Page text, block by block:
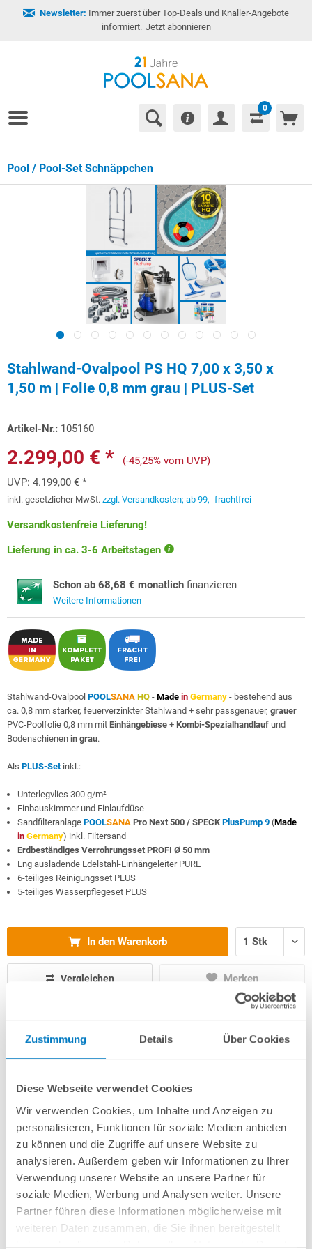
Zustimmung Details Über Cookies
Diese Webseite verwendet Cookies
Wir verwenden Cookies, um Inhalte und Anzeigen zu
personalisieren, Funktionen für soziale Medien anbieten
zu können und die Zugriffe auf unsere Website zu
analysieren. Außerdem geben wir Informationen zu Ihrer
Verwendung unserer Website an unsere Partner für
soziale Medien, Werbung und Analysen weiter. Unsere
Partner führen diese Informationen möglicherweise mit
weiteren Daten zusammen, die Sie ihnen bereitgestellt
Newsletter: Immer zuerst über Top-Deals und Knaller-Angebote
informiert. Jetzt abonnieren
0
Pool / Pool-Set Schnäppchen
Stahlwand-Ovalpool PS HQ 7,00 x 3,50 x
1,50 m | Folie 0,8 mm grau | PLUS-Set
Artikel-Nr.: 105160
2.299,00 € *
(-45,25% vom UVP)
UVP: 4.199,00 € *
inkl. gesetzlicher MwSt. zzgl. Versandkosten; ab 99,- frachtfrei
Versandkostenfreie Lieferung!
Lieferung in ca. 3-6 Arbeitstagen
Schon ab 68,68 € monatlich finanzieren
Weitere Informationen
Stahlwand-Ovalpool POOLSANA HQ - Made in Germany - bestehend aus
ca. 0,8 mm starker, feuerverzinkter Stahlwand + sehr passgenauer, grauer
PVC-Poolfolie 0,8 mm mit Einhängebiese + Kombi-Spezialhandlauf und
Bodenschienen in grau.
Als PLUS-Setinkl.:
Unterlegvlies 300 g/m²
Einbauskimmer und Einlaufdüse
Sandfilteranlage POOLSANA Pro Next 500 / SPECK PlusPump 9 (Made
in Germany) inkl. Filtersand
Erdbeständiges Verrohrungsset PROFI Ø 50 mm
Eng ausladende Edelstahl-Einhängeleiter PURE
6-teiliges Reinigungsset PLUS
5-teiliges Wasserpflegeset PLUS
In den Warenkorb
Vergleichen Merken
Produktbeschreibung
Herstellerangaben
Anleitungen/Datenblätter